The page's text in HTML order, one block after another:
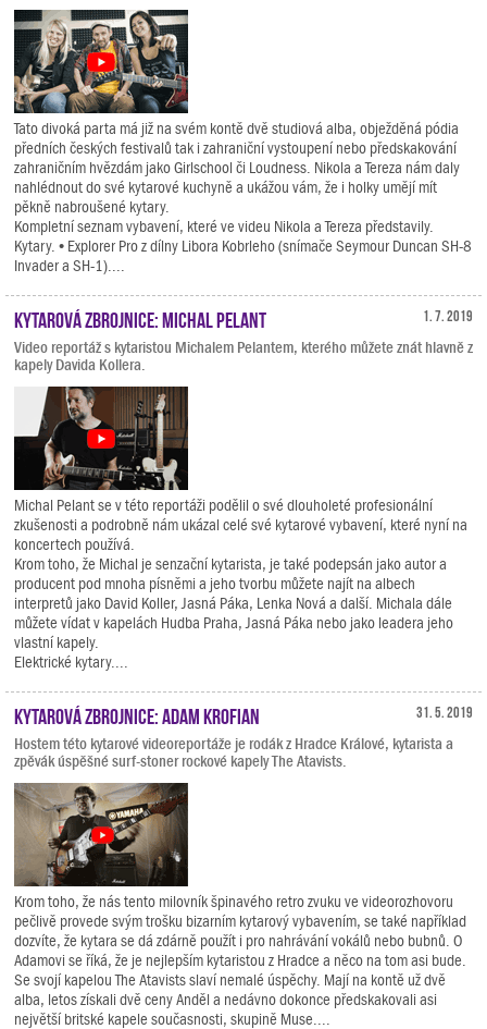
Tato divoká parta má již na svém kontě dvě studiová alba, obježděná pódia
předních českých festivalů tak i zahraniční vystoupení nebo předskakování
zahraničním hvězdám jako Girlschool či Loudness. Nikola a Tereza nám daly
nahlédnout do své kytarové kuchyně a ukážou vám, že i holky umějí mít
pěkně nabroušené kytary.
Kompletní seznam vybavení, které ve videu Nikola a Tereza představily.
Kytary. • Explorer Pro z dílny Libora Kobrleho (snímače Seymour Duncan SH-8
Invader a SH-1)....
1. 7. 2019
Kytarová zbrojnice: Michal Pelant
Video reportáž s kytaristou Michalem Pelantem, kterého můžete znát hlavně z
kapely Davida Kollera.
Michal Pelant se v této reportáži podělil o své dlouholeté profesionální
zkušenosti a podrobně nám ukázal celé své kytarové vybavení, které nyní na
koncertech používá.
Krom toho, že Michal je senzační kytarista, je také podepsán jako autor a
producent pod mnoha písněmi a jeho tvorbu můžete najít na albech
interpretů jako David Koller, Jasná Páka, Lenka Nová a další. Michala dále
můžete vídat v kapelách Hudba Praha, Jasná Páka nebo jako leadera jeho
vlastní kapely.
Elektrické kytary....
31. 5. 2019
Kytarová zbrojnice: Adam Krofian
Hostem této kytarové videoreportáže je rodák z Hradce Králové, kytarista a
zpěvák úspěšné surf-stoner rockové kapely The Atavists.
Krom toho, že nás tento milovník špinavého retro zvuku ve videorozhovoru
pečlivě provede svým trošku bizarním kytarový vybavením, se také například
dozvíte, že kytara se dá zdárně použít i pro nahrávání vokálů nebo bubnů. O
Adamovi se říká, že je nejlepším kytaristou z Hradce a něco na tom asi bude.
Se svojí kapelou The Atavists slaví nemalé úspěchy. Mají na kontě už dvě
alba, letos získali dvě ceny Anděl a nedávno dokonce předskakovali asi
největší britské kapele současnosti, skupině Muse....